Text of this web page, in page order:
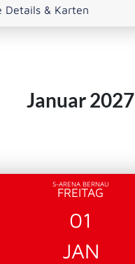
Details & Karten
Januar 2027
S-ARENA BERNAU
FREITAG
01
JAN